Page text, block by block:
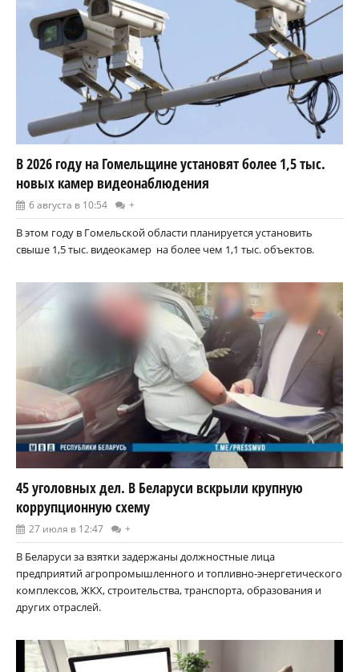
В 2026 году на Гомельщине установят более 1,5 тыс.
новых камер видеонаблюдения
6 августа в 10:54 +
В этом году в Гомельской области планируется установить
свыше 1,5 тыс. видеокамер на более чем 1,1 тыс. объектов.
45 уголовных дел. В Беларуси вскрыли крупную
коррупционную схему
27 июля в 12:47 +
В Беларуси за взятки задержаны должностные лица
предприятий агропромышленного и топливно-энергетического
комплексов, ЖКХ, строительства, транспорта, образования и
других отраслей.